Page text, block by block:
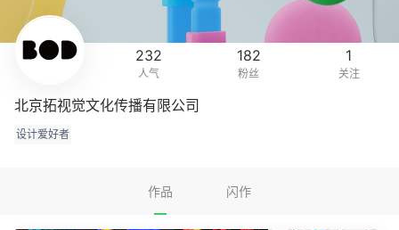
232
人气
182
粉丝
1
关注
北京拓视觉文化传播有限公司
设计爱好者
作品 闪作